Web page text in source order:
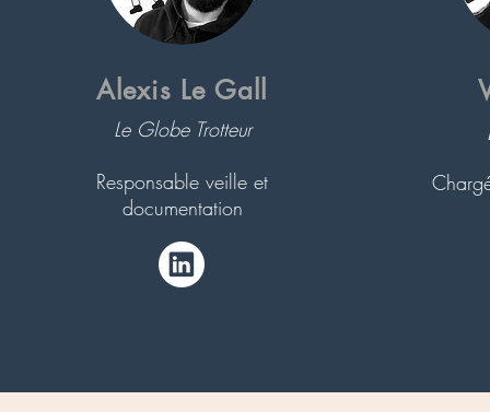
Alexis Le Gall
Responsable veille et
documentation
Le Globe Trotteur